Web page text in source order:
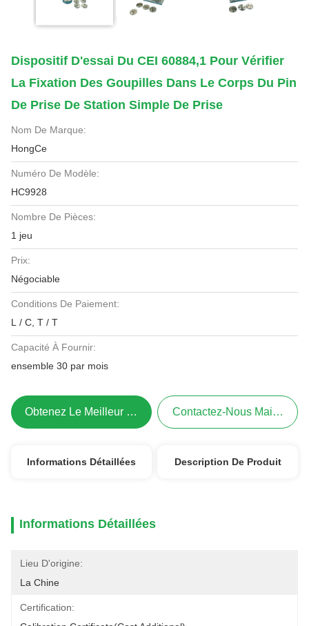
Dispositif D'essai Du CEI 60884,1 Pour Vérifier
La Fixation Des Goupilles Dans Le Corps Du Pin
De Prise De Station Simple De Prise
Nom De Marque:
HongCe
Numéro De Modèle:
HC9928
Nombre De Pièces:
1 jeu
Prix:
Négociable
Conditions De Paiement:
L / C, T / T
Capacité À Fournir:
ensemble 30 par mois
Obtenez Le Meilleur Prix Contactez-Nous Maintenant
Informations Détaillées Description De Produit
Informations Détaillées
Lieu D'origine:
La Chine
Certification: